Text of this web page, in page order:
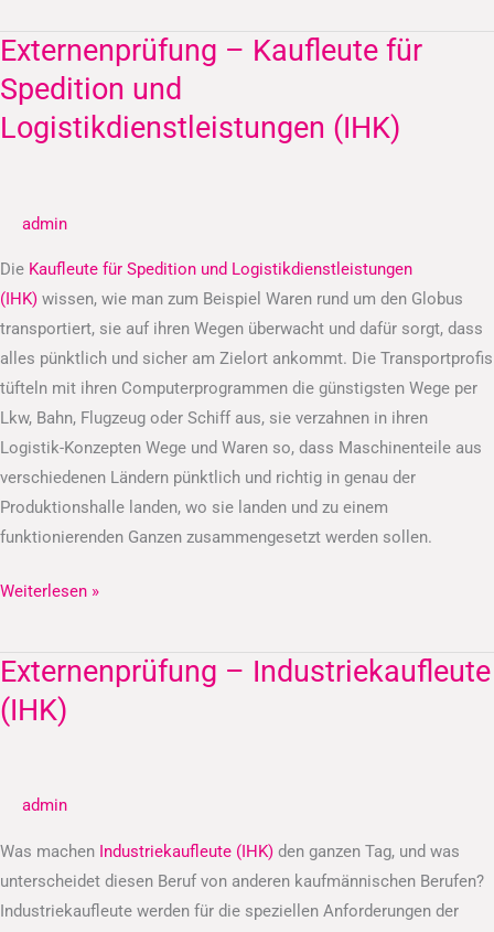
Externenprüfung – Kaufleute für
Spedition und
Logistikdienstleistungen (IHK)
admin
Die Kaufleute für Spedition und Logistikdienstleistungen
(IHK) wissen, wie man zum Beispiel Waren rund um den Globus
transportiert, sie auf ihren Wegen überwacht und dafür sorgt, dass
alles pünktlich und sicher am Zielort ankommt. Die Transportprofis
tüfteln mit ihren Computerprogrammen die günstigsten Wege per
Lkw, Bahn, Flugzeug oder Schiff aus, sie verzahnen in ihren
Logistik-Konzepten Wege und Waren so, dass Maschinenteile aus
verschiedenen Ländern pünktlich und richtig in genau der
Produktionshalle landen, wo sie landen und zu einem
funktionierenden Ganzen zusammengesetzt werden sollen.
Externenprüfung
–
Kaufleute
für
Logistikdienstleistungen
Weiterlesen »
Externenprüfung – Industriekaufleute
(IHK)
admin
Was machen Industriekaufleute (IHK) den ganzen Tag, und was
unterscheidet diesen Beruf von anderen kaufmännischen Berufen?
Industriekaufleute werden für die speziellen Anforderungen der
Externenprüfung
–
Industriekaufleute